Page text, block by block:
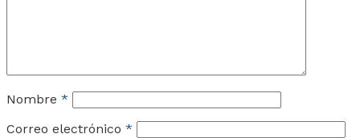
Nombre *
Correo electrónico *